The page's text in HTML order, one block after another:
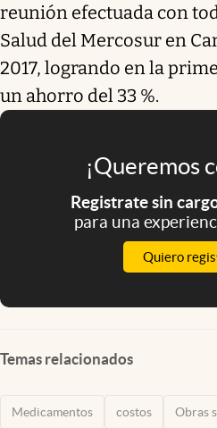
reunión efectuada con
Salud del Mercosur en
2017, logrando en la
un ahorro del 33 %.
¡Queremos
Registrate sin
para una
Quiero
Temas relacionados
Medicamentos costos Obras